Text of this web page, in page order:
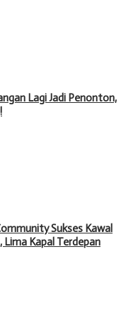
Lagi Jadi Penonton,
Sukses Kawal
Lima Kapal Terdepan